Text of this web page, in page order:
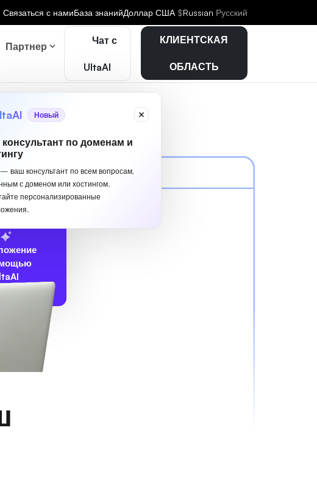
Связаться с намиБаза знанийДоллар США $Russian Русский
Партнер Чат с
UltaAI
Новый
по доменам и
— ваш консультант по всем вопросам,
с доменом или хостингом.
персонализированные
КЛИЕНТСКАЯ
ОБЛАСТЬ